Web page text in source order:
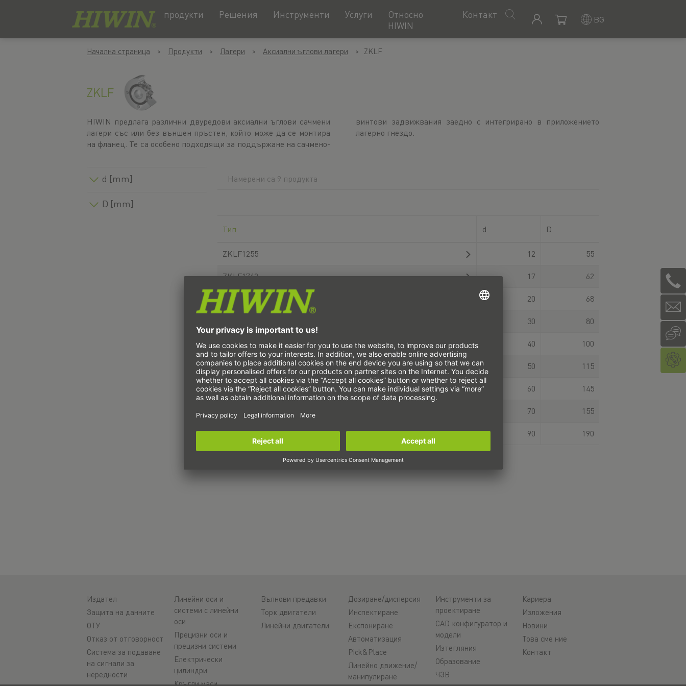
Контакт
Относно
HIWIN
Услуги
Инструменти
Решения
продукти BG
Начална страница Продукти Лагери Аксиални ъглови лагери ZKLF
ZKLF
HIWIN предлага различни двуредови аксиални ъглови сачмени
лагери със или без външен пръстен, който може да се монтира
на фланец. Те са особено подходящи за поддържане на сачмено-
винтови задвижвания заедно с интегрирано в приложението
лагерно гнездо.
d [mm]
D [mm]
Намерени са 9 продукта
Тип d D
ZKLF1255 12 55
ZKLF1762 17 62
ZKLF2068 20 68
30 80
ZKLF40100 40 100
ZKLF50115 50 115
ZKLF60145 60 145
ZKLF70155 70 155
ZKLF90190 90 190
Издател
Защита на данните
ОТУ
Отказ от отговорност
Система за подаване
на сигнали за
нередности
Линейни оси и
системи с линейни
оси
Прецизни оси и
прецизни системи
Електрически
цилиндри
Кръгли маси
Вълнови предавки
Торк двигатели
Линейни двигатели
Дозиране/дисперсия
Инспектиране
Експониране
Автоматизация
Pick&Place
Линейно движение/
манипулиране
Инструменти за
проектиране
CAD конфигуратор и
модели
Изтегляния
Образование
ЧЗВ
Кариера
Изложения
Новини
Това сме ние
Контакт